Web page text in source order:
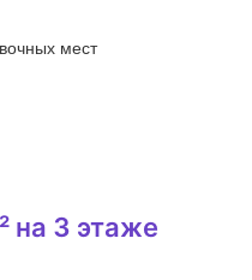
мест
на 3 этаже